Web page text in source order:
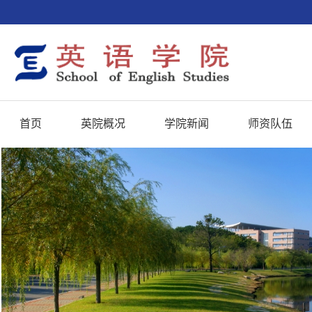
首页 英院概况 学院新闻 师资队伍